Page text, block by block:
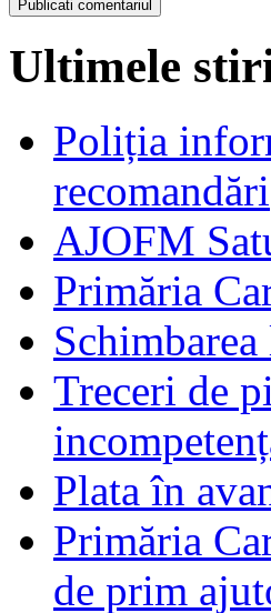
Ultimele
Poliția
recomandări
AJOFM
Primăria
Treceri de
Plata în
Primăria
de prim